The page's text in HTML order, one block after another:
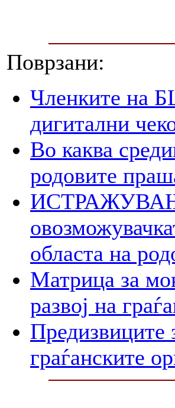
Поврзани:
Членките на
дигитални
Во каква
родовите
областа на
Матрица за
развој на
Предизвиците
граѓанските